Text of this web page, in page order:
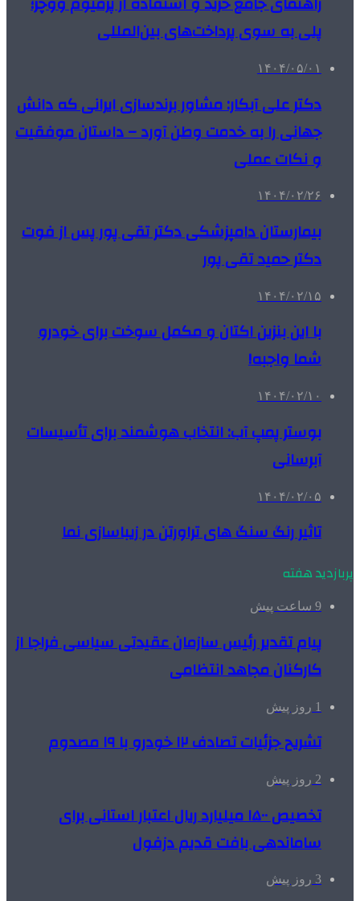
پلی به سوی پرداخت‌های بین‌المللی
۱۴۰۴/۰۵/۰۱
دکتر علی آبکار: مشاور برندسازی ایرانی که دانش
جهانی را به خدمت وطن آورد – داستان موفقیت
و نکات عملی
۱۴۰۴/۰۲/۲۶
بیمارستان دامپزشکی دکتر تقی پور پس از فوت
دکتر حمید تقی پور
۱۴۰۴/۰۲/۱۵
با این بنزین اکتان و مکمل سوخت برای خودرو
شما واجبه!
۱۴۰۴/۰۲/۱۰
بوستر پمپ آب: انتخاب هوشمند برای تأسیسات
آبرسانی
۱۴۰۴/۰۲/۰۵
تاثیر رنگ سنگ های تراورتن در زیباسازی نما
پربازدید هفته
9 ساعت پیش
پیام تقدیر رئیس سازمان عقیدتی سیاسی فراجا از
کارکنان مجاهد انتظامی
1 روز پیش
تشریح جزئیات تصادف ۱۲ خودرو با ۱۹ مصدوم
2 روز پیش
تخصیص ۱۵۰۰ میلیارد ریال اعتبار استانی برای
ساماندهی بافت قدیم دزفول
3 روز پیش